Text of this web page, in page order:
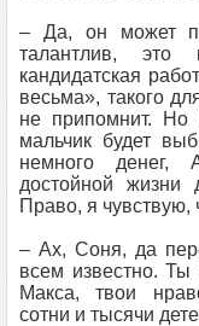
– Да, он может
талантлив, это
кандидатская
весьма», такого
не припомнит.
мальчик будет
немного денег,
достойной жизни
Право, я чувствую,
– Ах, Соня, да
всем известно. Ты
Макса, твои
сотни и тысячи